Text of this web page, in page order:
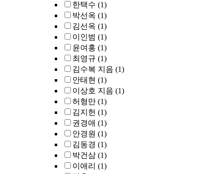
한택수 (1)
박선옥 (1)
김선옥 (1)
이인범 (1)
윤여홍 (1)
최영규 (1)
김수복 지음 (1)
안태현 (1)
이상호 지음 (1)
허형만 (1)
김지헌 (1)
권경애 (1)
안경원 (1)
김동경 (1)
박건삼 (1)
이애리 (1)